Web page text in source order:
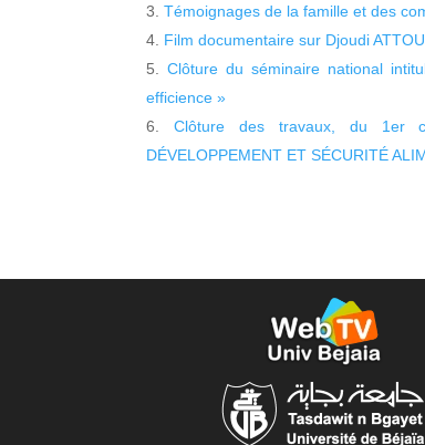
Témoignages de la famille et des
Film documentaire sur Djoudi
Clôture du séminaire national
efficience »
Clôture des travaux, du 1er
DÉVELOPPEMENT ET SÉCURITÉ